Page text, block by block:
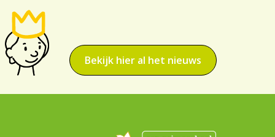
Bekijk hier al het nieuws